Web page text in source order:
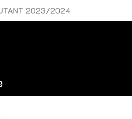
2023/2024